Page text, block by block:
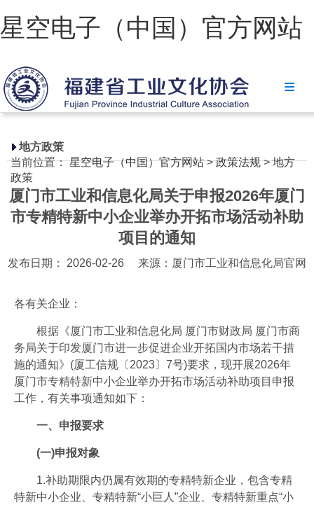
星空电子（中国）官方网站
星空电子（中国）官方网站
协会简介
星空电子（中国）官方网站
省级政策
地方政策
工业文化
协会月刊
星空电子（中国）官方网站
地方政策
当前位置：星空电子（中国）官方网站>政策法规>地方
政策
厦门市工业和信息化局关于申报2026年厦门
市专精特新中小企业举办开拓市场活动补助
项目的通知
发布日期： 2026-02-26 来源：厦门市工业和信息化局官网
各有关企业：
根据《厦门市工业和信息化局 厦门市财政局 厦门市商
务局关于印发厦门市进一步促进企业开拓国内市场若干措
施的通知》(厦工信规〔2023〕7号)要求，现开展2026年
厦门市专精特新中小企业举办开拓市场活动补助项目申报
工作，有关事项通知如下：
一、申报要求
(一)申报对象
1.补助期限内仍属有效期的专精特新企业，包含专精
特新中小企业、专精特新“小巨人”企业、专精特新重点“小